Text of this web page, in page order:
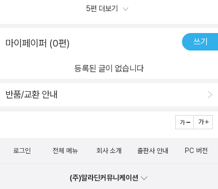
우리의 걱정 더미를 무너뜨릴 수 있길, 해방되길 기대한다. 잘 읽
받침하는 근거가 있는가?”우리는 종종 추측과 상상을 통해 부정
육의 현장에서 자주 불안과 걱정을 느낄 때, 우리는 스스로 만들
어낸 부정적인 생각에 빠져듭니다. 저자는 이러한 부정적 추측이
엄마의 마음을 무겁게 만들며, 양육에도 치명적인 영향을 미친다
로 발생하지 않을 확률이 훨씬 크다는 점을 기억하며, 자신의 생
를 들어, ‘혹시 아이가 아프면 어쩌지?’와 같은 불안한 생각은 대
한 판단을 하도록 돕습니다. 저자는 우리가 진짜 위험에 처했는지
을 설명하며, 부정적인 생각을 의심하고 점검하는 것이 중요하다
자연속에서 자기 자신을 보살피며, 3 어수선한 환경을 정리하고,
으로써 걱정을 털어내고, 6 사소한 일 하나부터 완수하는 것 도전
로토닌의 수치를 높이고,9 도움이 필요할 땐 제대로 도움을 요청
지 말며,11 중요도를 따져 삶을 단순하게 만들라.12 적절히 거절
일어나지 않는 일에 대한 걱정을 불러일으킨다. 부정적인 생각을
마에게는 엄마 스스로를 돌보고 살필 시간이 가장 필요한 것일지
장시키는 기술을 익히도록 하자. 어디서부터 나의 불안과 걱정이
번 생각하게 되더라구요. 엄마의 멘탈수업 / 현대지성 도서는 총
4부의 내용들이 가장 인상깊게느껴졌는데요.2부 통제할수있는
일은 통제하라는 통해서 아이들을 키우는 데 있어서혹시 실수하
거나 내가 부족한 일을 하게 되면 어떡하지 라는 걱정들을내려놓
지 못하고다른 사람들이 나에 대해서 어떻게 생각할지가 중심이
무섭게 생각을하게 되더라구요. 물론 남들의 시선을 아예 생각하
중하는 시간을 가져보면서멘탈관리를 해야겠다는 생각이 들더라
하고 있다는 사실을 인정하는 것을 엄마의 멘탈수업 / 현대지성
5편 더보기
마이페이퍼 (0편) 쓰기
등록된 글이 없습니다
반품/교환 안내
로그인 전체 메뉴 회사 소개 출판사 안내 PC 버전
(주)알라딘커뮤니케이션